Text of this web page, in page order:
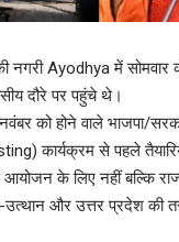
नगरी Ayodhya में
दौरे पर पहुंचे थे।
को होने वाले भाजपा/
कार्यक्रम से पहले
आयोजन के लिए नहीं बल्कि
उत्थान और उत्तर प्रदेश की